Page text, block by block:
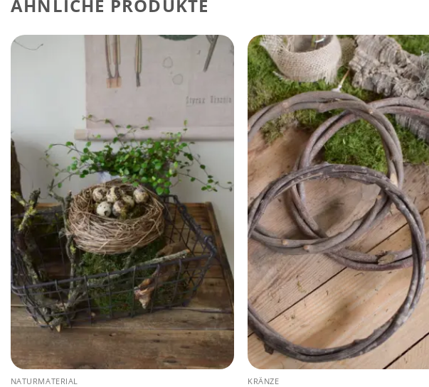
ÄHNLICHE PRODUKTE
NATURMATERIAL KRÄNZE